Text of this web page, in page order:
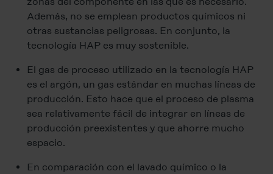
be set.
You can revoke your consent at any time in theCookie-
Policy, revoke or change the settings and deselect the
Cookie-Policy
Data Privacy
.
Además, no se emplean productos químicos ni
otras sustancias peligrosas. En conjunto, la
tecnología HAP es muy sostenible.
El gas de proceso utilizado en la tecnología HAP
es el argón, un gas estándar en muchas líneas de
producción. Esto hace que el proceso de plasma
sea relativamente fácil de integrar en líneas de
producción preexistentes y que ahorre mucho
espacio.
En comparación con el lavado químico o la